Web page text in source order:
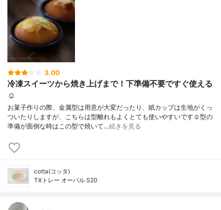
3.00
冷凍スイーツから焼き上げまで！下準備不要ですぐ使える
☺︎
お菓子作りの際、金属型は用意が大変だったり、紙カップは生地がくっ
ついたりしますが、こちらは型離れもよくとても使いやすいです☺️型の
準備が面倒な時はこの型で焼いて…続きを見る
cotta(コッタ)
TXトレー オーバル S20